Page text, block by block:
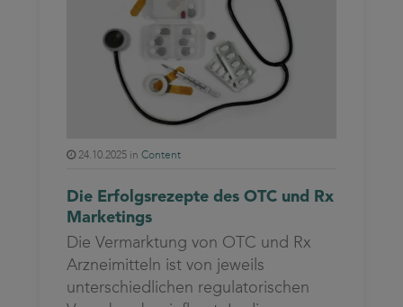
24.10.2025 in Content
Die Erfolgsrezepte des OTC und Rx
Marketings
Die Vermarktung von OTC und Rx
Arzneimitteln ist von jeweils
unterschiedlichen regulatorischen